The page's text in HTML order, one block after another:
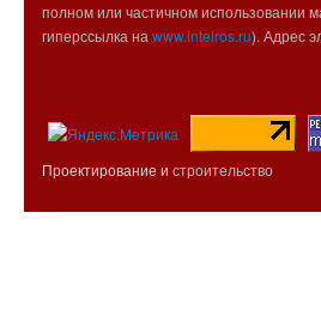
полном или частичном использовании
гиперссылка на www.intelros.ru). Адрес
Проектирование и строительство